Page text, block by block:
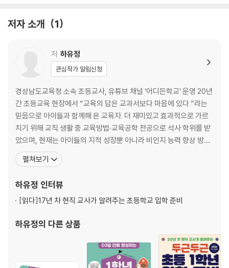
부모의 기대가 아이에게 ‘책임’이 되는 순간
사랑받기 위해 착해진 아이들
스스로 공부하는 아이를 만드는 부모의 태도
마음이 가닿는 대화가 사라질 때
사교육, 피할 수 없다면 기준이 단단해야 한다
※기준이 있는 사교육을 선택하는 4가지 방법
기초 공사 없는 선행으로 흔들리는 아이의 뇌
요즘 아이들이 사회성이 떨어지는 이유
빨리 크는 아이는 사춘기에서 무너진다
회복탄력성은 지식이 아닌 감정의 기억에서 나온다
3. 부모의 불안한 감정 돌아보기
앞서야만 괜찮은 부모같아요
‘ 7세 고시’가 보여 준 교육 불안의 맨얼굴
불안이 터뜨리는 부정적인 생각의 팝콘
저자 소개 1
저 하유정
관심작가 알림신청
경상남도교육청 소속 초등교사, 유튜브 채널 ‘어디든학교’ 운영 20년
간 초등교육 현장에서 “교육의 답은 교과서보다 마음에 있다.”라는
믿음으로 아이들과 함께해 온 교육자. 더 재미있고 효과적으로 가르
치기 위해 교직 생활 중 교육방법·교육공학 전공으로 석사 학위를 받
았으며, 현재는 아이들의 지적 성장뿐 아니라 비인지 능력 향상 방안
을 모색하며 교육심리 박사 과정을 밟고 있다. 현장의 생생한 언어로
부모와 교사를 연결하고, 아이의 발달과 감정을 바탕으로 실천 가능
속에서도 흔들리지 않는 가정의 기준을 세우는 법을
펼쳐보기
하유정 인터뷰
[읽다]17년 차 현직 교사가 알려주는 초등학교 입학 준비
하유정의 다른 상품